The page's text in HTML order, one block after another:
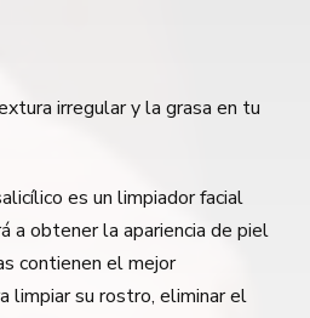
irregular y la grasa en tu
es un limpiador facial
a obtener la apariencia de piel
contienen el mejor
limpiar su rostro, eliminar el